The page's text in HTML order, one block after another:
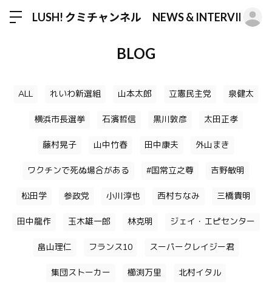
LUSH! クミチャンネル NEWS & INTERVIEW
BLOG
ALL れいわ新選組 山本太郎 立憲民主党 泉健太
横浜市長選挙 石濱哲信 黒川敦彦 太田正孝
藤村晃子 山中竹春 田中康夫 外山まき
ワクチンで死ぬ場合がある #国常立之尊 吉野敏明
松田学 参政党 小川淳也 西村ちなみ 三橋貴明
田中龍作 玉木雄一郎 林克明 ジェイ・エピセンター
畠山理仁 フランス10 スーパークレイジー君
集団ストーカー 櫛渕万里 北村イタル